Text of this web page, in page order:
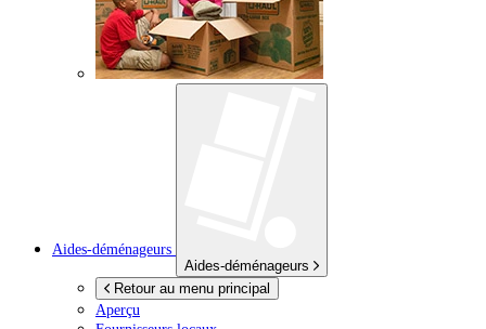
Aides-déménageurs
Aides-déménageurs
Retour au menu principal
Aperçu